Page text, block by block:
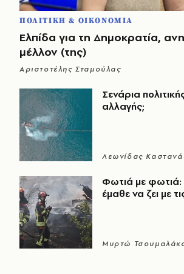
ΠΟΛΙΤΙΚΗ & ΟΙΚΟΝΟΜΙΑ
Ελπίδα για τη Δημοκρατία,
μέλλον (της)
Αριστοτέλης Σταμούλας
Σενάρια
αλλαγής;
Λεωνίδας
Φωτιά με
έμαθε να ζει με
Μυρτώ